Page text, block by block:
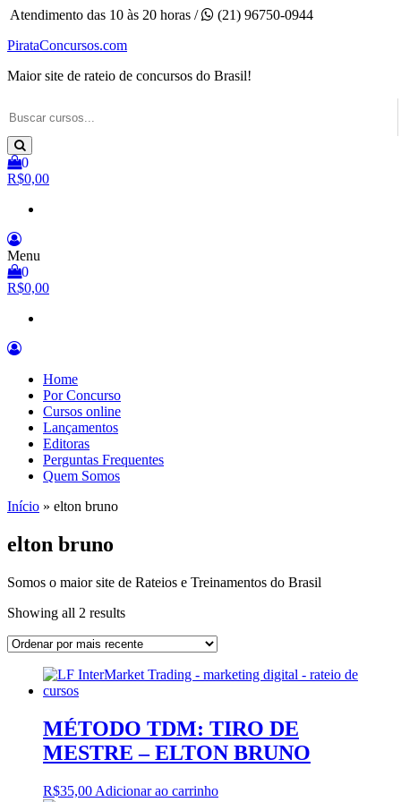
Pular
o
Atendimento das 10 às 20 horas /
(21) 96750-0944
PirataConcursos.com
Maior site de rateio de concursos do Brasil!
0
R$0,00
Menu
0
R$0,00
Home
Por Concurso
Cursos online
Lançamentos
Editoras
Perguntas Frequentes
Quem Somos
Início » elton bruno
elton bruno
Somos o maior site de Rateios e Treinamentos do Brasil
Showing all 2 resultsSorted
latest
MÉTODO TDM: TIRO DE
MESTRE – ELTON BRUNO
R$35,00 Adicionar ao carrinho